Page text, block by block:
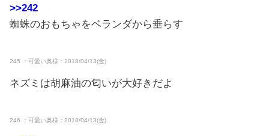
>>242
蜘蛛のおもちゃをベランダから垂らす
245 ：可愛い奥様：2018/04/13(金)
ネズミは胡麻油の匂いが大好きだよ
246 ：可愛い奥様：2018/04/13(金)